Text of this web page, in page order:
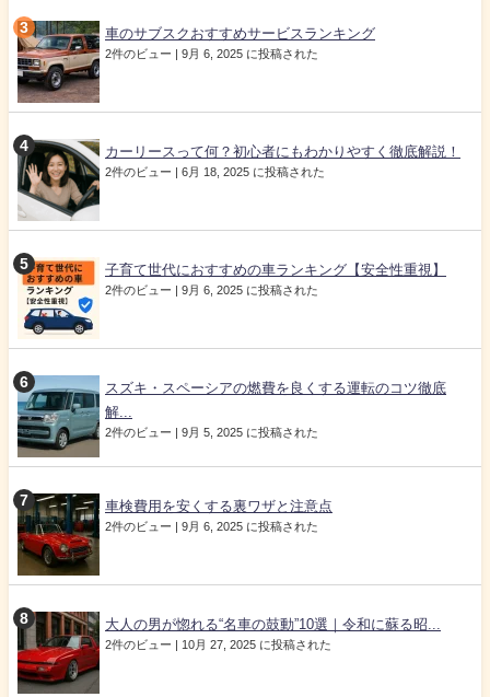
車のサブスクおすすめサービスランキング
2件のビュー 9月 6, 2025 に投稿された
カーリースって何？初心者にもわかりやすく徹底解説！
2件のビュー 6月 18, 2025 に投稿された
子育て世代におすすめの車ランキング【安全性重視】
2件のビュー 9月 6, 2025 に投稿された
スズキ・スペーシアの燃費を良くする運転のコツ徹底
解...
2件のビュー 9月 5, 2025 に投稿された
車検費用を安くする裏ワザと注意点
2件のビュー 9月 6, 2025 に投稿された
大人の男が惚れる“名車の鼓動”10選｜令和に蘇る昭...
2件のビュー 10月 27, 2025 に投稿された